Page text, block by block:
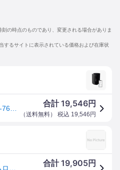
の時点のものであり、変更される場合がありま
するサイトに表示されている価格および在庫状
合計19,546円
（送料無料） 税込 19,546 円
合計19,905円